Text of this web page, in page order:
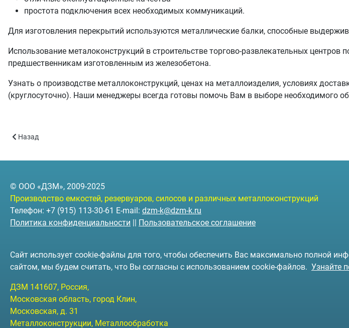
простота подключения всех необходимых коммуникаций.
Для изготовления перекрытий используются металлические балки, способные
Использование металоконструкций в строительстве торгово-развлекательных
предшественникам изготовленным из железобетона.
Узнать о производстве металлоконструкций, ценах на металлоизделия, условиях
(круглосуточно). Наши менеджеры всегда готовы помочь Вам в выборе необходимого
Предыдущий: Строительство ангаров
Назад
© ООО «ДЗМ», 2009-2025
Производство емкостей, резервуаров, силосов и различных металлоконструкций
Телефон: +7 (915) 113-30-61 E-mail: dzm-k@dzm-k.ru
Политика конфиденциальности || Пользовательское соглашение
Сайт использует cookie-файлы для того, чтобы обеспечить Вас максимально полной
сайтом, мы будем считать, что Вы согласны с использованием cookie-файлов. Узнайте
ДЗМ 141607, Россия,
Московская область, город Клин,
Московская, д. 31
Металлоконструкции, Металлообработка